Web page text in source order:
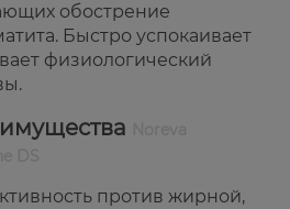
обострение
Быстро успокаивает
физиологический
против жирной,